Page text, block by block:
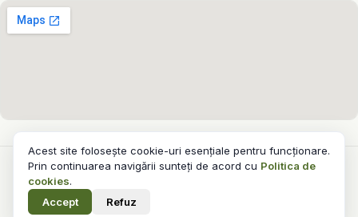
© 2026 Primăria Comunei Schela. Toate drepturile rezervate.
Declarație Accesibilitate
Acest site folosește cookie-uri esențiale pentru funcționare.
Prin continuarea navigării sunteți de acord cu Politica de
cookies.
Accept
Refuz